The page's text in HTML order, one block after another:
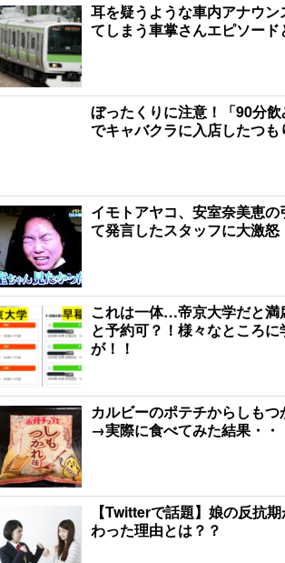
耳を疑うような車内アナウ
てしまう車掌さんエピソード
ぼったくりに注意！「90分飲
でキャバクラに入店したつも
イモトアヤコ、安室奈美恵
て発言したスタッフに大激怒
これは一体…帝京大学だと満
と予約可？！様々なところ
が！！
カルビーのポテチからしもつ
→実際に食べてみた結果・・
【Twitterで話題】娘の反抗
わった理由とは？？